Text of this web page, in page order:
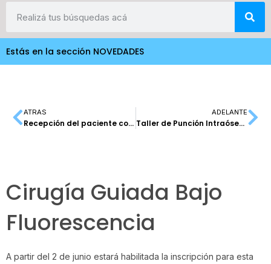
Estás en la sección NOVEDADES
ATRAS
Recepción del paciente con Cirugía By Pass
ADELANTE
Taller de Punción Intraósea Pediátrica
Cirugía Guiada Bajo
Fluorescencia
A partir del 2 de junio estará habilitada la inscripción para esta